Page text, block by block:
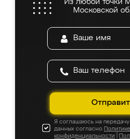
Из любой точки
Московской
Я соглашаюсь на
данных согласно Политике
конфиденциальности